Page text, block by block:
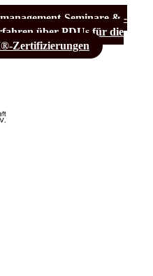
Seminare & -
über PDUs für die
Zertifizierungen